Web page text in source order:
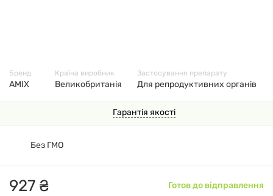
Гарантія якості
927 ₴ Готов до відправлення
Без ГМО
Бренд
AMIX
Країна виробник
Великобританія
Застосування препарату
Для репродуктивних органів